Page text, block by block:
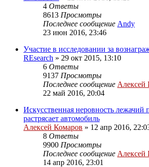
4 Ответы
8613 Просмотры
Последнее сообщение Andy
23 июн 2016, 23:46
Участие в исследовании за
REsearch » 29 окт 2015, 13:10
6 Ответы
9137 Просмотры
Последнее сообщение Алексей
22 май 2016, 20:04
Искусственная неровность лежачий
растрясает автомобиль
Алексей Комаров » 12 апр 2016,
8 Ответы
9900 Просмотры
Последнее сообщение Алексей
14 апр 2016, 23:01